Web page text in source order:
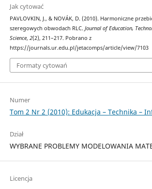
Jak cytować
PAVLOVKIN, J., & NOVÁK, D. (2010). Harmoniczne
szeregowych obwodach RLC. Journal of Education,
Science, 2(2), 211–217. Pobrano z
https://journals.ur.edu.pl/jetacomps/article/view/7103
Formaty cytowań
Numer
Tom 2 Nr 2 (2010): Edukacja – Technika –
Dział
WYBRANE PROBLEMY MODELOWANIA
Licencja